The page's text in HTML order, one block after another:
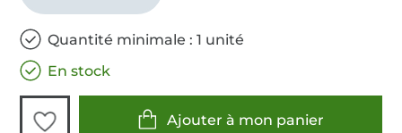
Quantité minimale : 1 unité
En stock
Ajouter à mon panier